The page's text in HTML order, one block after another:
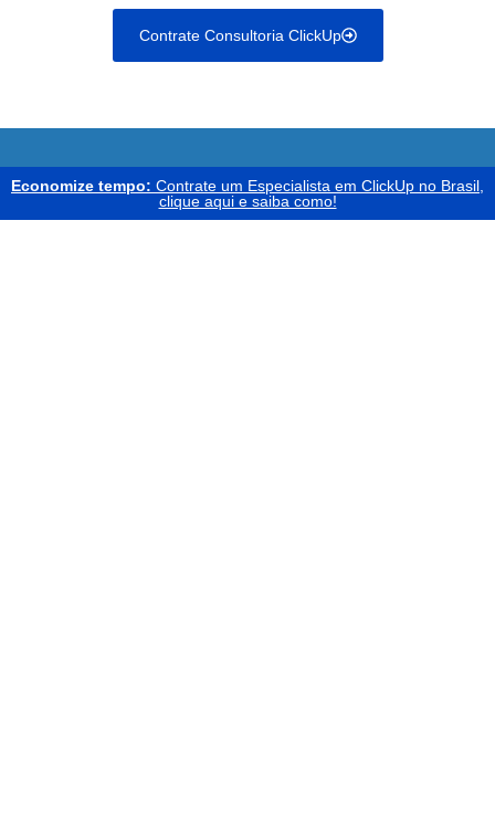
Contrate Consultoria ClickUp
Economize tempo: Contrate um Especialista em ClickUp no Brasil,
clique aqui e saiba como!